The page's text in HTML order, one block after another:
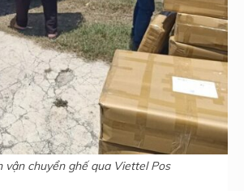
vận chuyển ghế qua Viettel Pos